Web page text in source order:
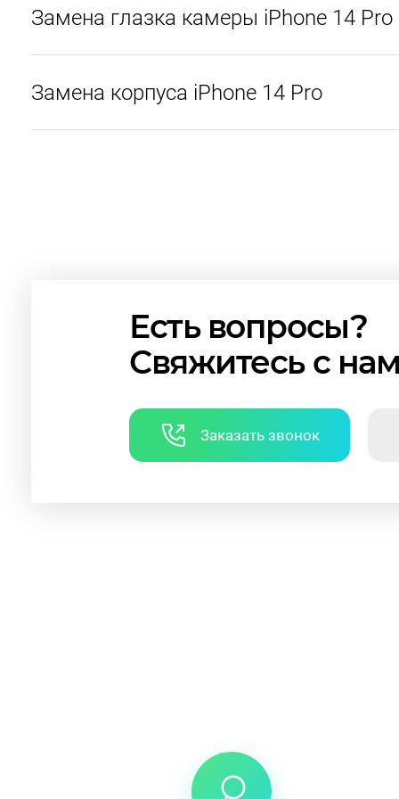
Замена глазка камеры iPhone 14 Pro
Замена корпуса iPhone 14 Pro
Есть вопросы?
Свяжитесь с
Заказать звонок